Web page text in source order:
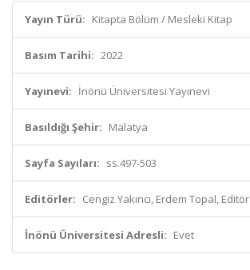
Yayın Türü: Kitapta Bölüm / Mesleki Kitap
Basım Tarihi: 2022
Yayınevi: İnönü Üniversitesi Yayınevi
Basıldığı Şehir: Malatya
Sayfa Sayıları: ss.497-503
Editörler: Cengiz Yakıncı, Erdem Topal, Editör
İnönü Üniversitesi Adresli: Evet